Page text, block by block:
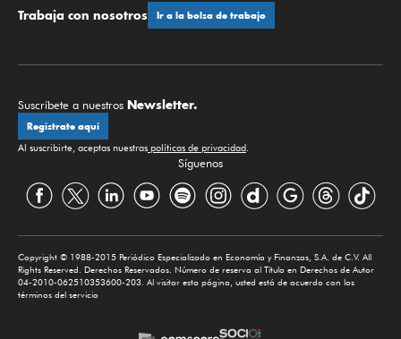
Trabaja con nosotros Ir a la bolsa de trabajo
Suscríbete a nuestros Newsletter.
Regístrate aquí
Al suscribirte, aceptas nuestras políticas de privacidad.
Síguenos
Copyright © 1988-2015 Periódico Especializado en Economía y Finanzas, S.A. de C.V. All
Rights Reserved. Derechos Reservados. Número de reserva al Título en Derechos de Autor
04-2010-062510353600-203. Al visitar esta página, usted está de acuerdo con los
términos del servicio